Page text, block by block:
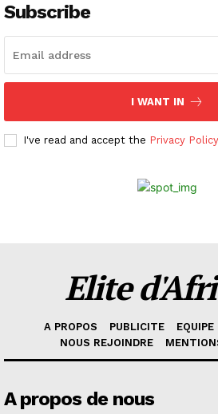
Subscribe
I WANT IN
I've read and accept the Privacy Policy
Elite
A PROPOS PUBLICITE EQUIPE
NOUS REJOINDRE
A propos de nous